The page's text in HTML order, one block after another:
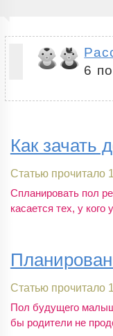
6
Как зачать
Статью прочитало
Спланировать пол
касается тех, у кого
Статью прочитало
Пол будущего
бы родители не